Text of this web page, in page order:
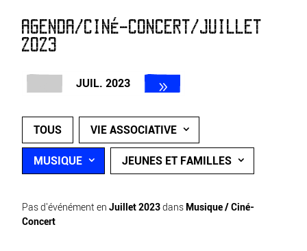
AGENDA/CINÉ-CONCERT/JUILLET
2023
JUIL. 2023
TOUS VIE ASSOCIATIVE
MUSIQUE JEUNES ET FAMILLES
Pas d'événément en Juillet 2023dans Musique / Ciné-
Concert